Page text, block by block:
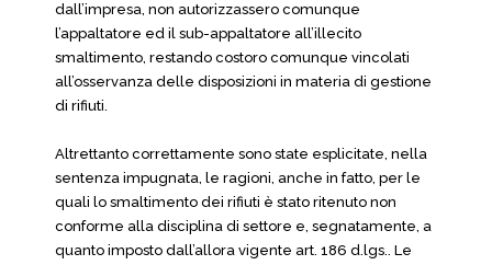
dall’impresa, non autorizzassero comunque
l’appaltatore ed il sub-appaltatore all’illecito
smaltimento, restando costoro comunque vincolati
all’osservanza delle disposizioni in materia di gestione
di rifiuti.
Altrettanto correttamente sono state esplicitate, nella
sentenza impugnata, le ragioni, anche in fatto, per le
quali lo smaltimento dei rifiuti è stato ritenuto non
conforme alla disciplina di settore e, segnatamente, a
quanto imposto dall’allora vigente art. 186 d.lgs.. Le